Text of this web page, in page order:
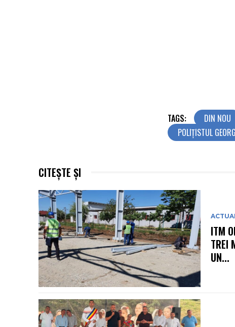
TAGS: DIN NOU
POLIȚISTUL
CITEȘTE ȘI
ITM
TREI
UN...